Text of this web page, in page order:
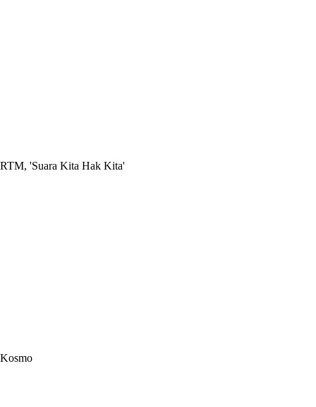
RTM, 'Suara Kita Hak Kita'
Kosmo